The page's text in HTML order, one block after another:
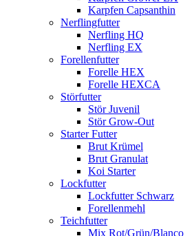
Karpfen Capsanthin
Nerflingfutter
Nerfling HQ
Nerfling EX
Forellenfutter
Forelle HEX
Forelle HEXCA
Störfutter
Stör Juvenil
Stör Grow-Out
Starter Futter
Brut Krümel
Brut Granulat
Koi Starter
Lockfutter
Lockfutter Schwarz
Forellenmehl
Teichfutter
Mix Rot/Grün/Blanco